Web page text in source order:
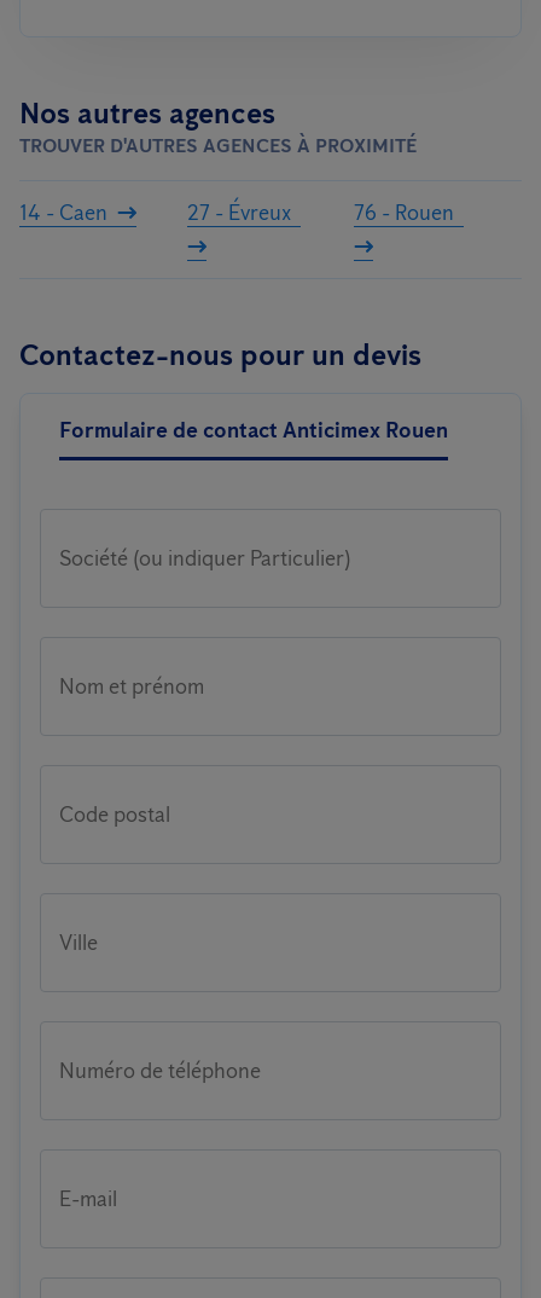
Nos autres agences
TROUVER D'AUTRES AGENCES À PROXIMITÉ
14 - Caen 27 - Évreux 76 - Rouen
Contactez-nous pour un devis
Formulaire de contact Anticimex Rouen
Société (ou indiquer Particulier)
Nom et prénom
Code postal
Ville
Numéro de téléphone
E-mail